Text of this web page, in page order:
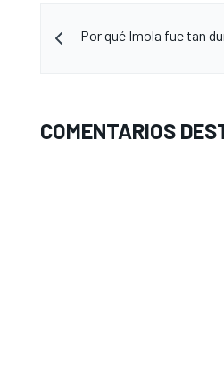
Por qué Imola fue tan
COMENTARIOS